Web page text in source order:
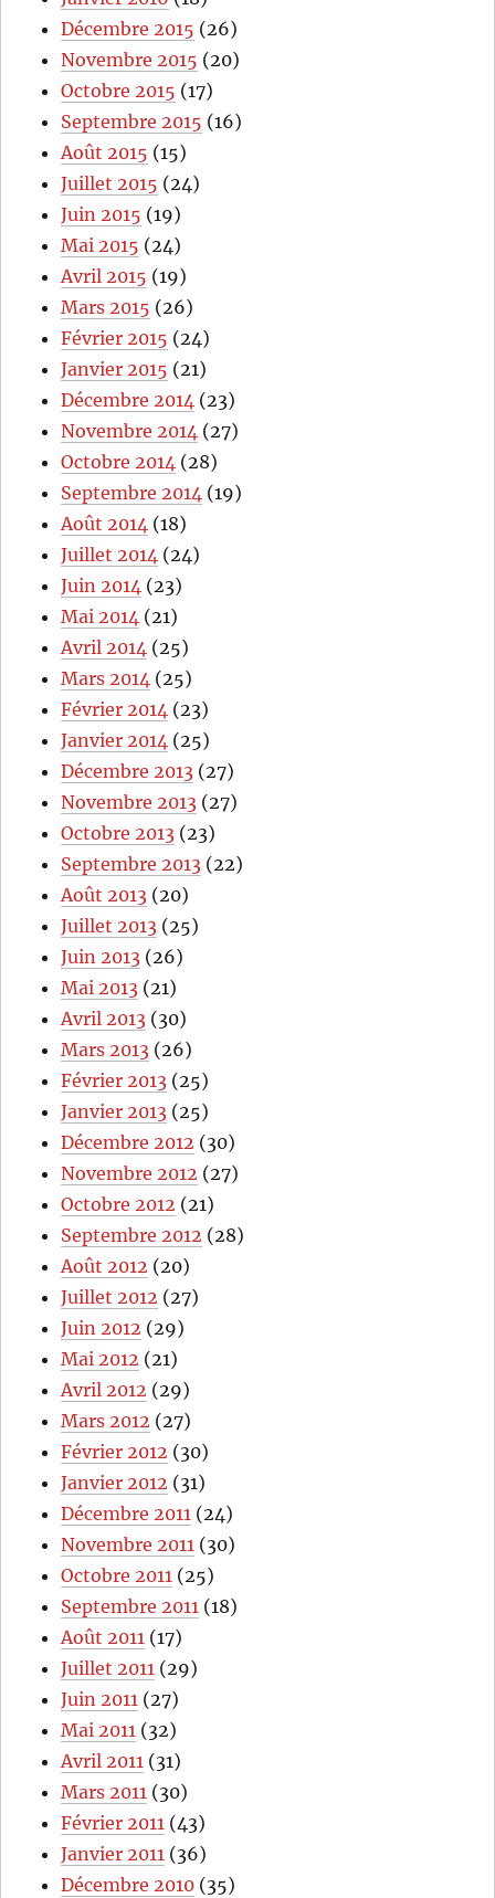
Décembre 2015 (26)
Novembre 2015 (20)
Octobre 2015 (17)
Septembre 2015 (16)
Août 2015 (15)
Juillet 2015 (24)
Juin 2015 (19)
Mai 2015 (24)
Avril 2015 (19)
Mars 2015 (26)
Février 2015 (24)
Janvier 2015 (21)
Décembre 2014 (23)
Novembre 2014 (27)
Octobre 2014 (28)
Septembre 2014 (19)
Août 2014 (18)
Juillet 2014 (24)
Juin 2014 (23)
Mai 2014 (21)
Avril 2014 (25)
Mars 2014 (25)
Février 2014 (23)
Janvier 2014 (25)
Décembre 2013 (27)
Novembre 2013 (27)
Octobre 2013 (23)
Septembre 2013 (22)
Août 2013 (20)
Juillet 2013 (25)
Juin 2013 (26)
Mai 2013 (21)
Avril 2013 (30)
Mars 2013 (26)
Février 2013 (25)
Janvier 2013 (25)
Décembre 2012 (30)
Novembre 2012 (27)
Octobre 2012 (21)
Septembre 2012 (28)
Août 2012 (20)
Juillet 2012 (27)
Juin 2012 (29)
Mai 2012 (21)
Avril 2012 (29)
Mars 2012 (27)
Février 2012 (30)
Janvier 2012 (31)
Décembre 2011 (24)
Novembre 2011 (30)
Octobre 2011 (25)
Septembre 2011 (18)
Août 2011 (17)
Juillet 2011 (29)
Juin 2011 (27)
Mai 2011 (32)
Avril 2011 (31)
Mars 2011 (30)
Février 2011 (43)
Janvier 2011 (36)
Décembre 2010 (35)